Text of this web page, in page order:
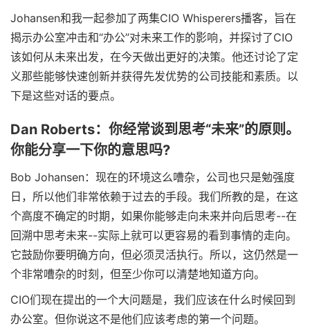
Johansen和我一起参加了两集CIO Whisperers播客，旨在
揭示办公室冲击和“办公”对未来工作的影响，并探讨了CIO
该如何从未来出发，在今天做出更好的决策。他还讨论了定
义那些能够快速创新并获得先发优势的公司技能和素质。以
下是这些对话的要点。
Dan Roberts：你经常谈到思考“未来”的原则。
你能分享一下你的意思吗?
Bob Johansen：现在的环境这么嘈杂，公司也只是勉强度
日，所以他们非常依赖于过去的手段。我们所教的是，在这
个高度不确定的时期，如果你能够走向未来并向后思考--在
回溯中思考未来--实际上就可以更容易的看到事情的走向。
它鼓励你要明确方向，但必须灵活执行。所以，这仍然是一
个非常嘈杂的时刻，但至少你可以清楚地知道方向。
CIO们现在提出的一个大问题是，我们应该在什么时候回到
办公室。但你说这不是他们应该考虑的第一个问题。